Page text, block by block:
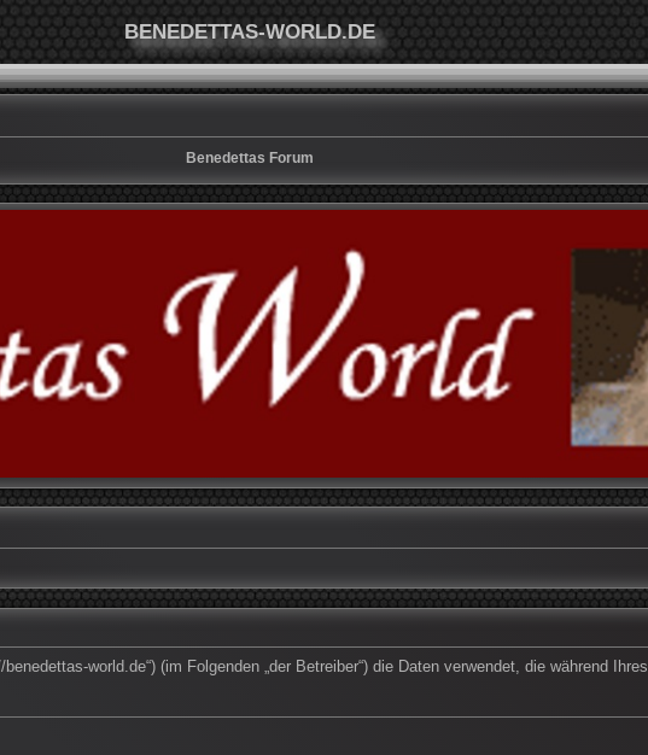
BENEDETTAS-WORLD.DE
Benedettas Forum
world.de“) (im Folgenden „der Betreiber“) die Daten verwendet, die während